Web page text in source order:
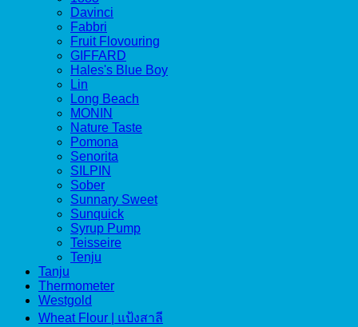
Davinci
Fabbri
Fruit Flovouring
GIFFARD
Hales's Blue Boy
Lin
Long Beach
MONIN
Nature Taste
Pomona
Senorita
SILPIN
Sober
Sunnary Sweet
Sunquick
Syrup Pump
Teisseire
Tenju
Tanju
Thermometer
Westgold
Wheat Flour | แป้งสาลี